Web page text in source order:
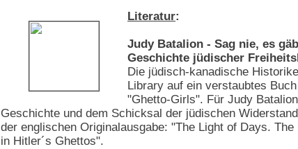
Literatur:
Judy Batalion - Sag nie, es
Geschichte jüdischer
Die jüdisch-kanadische
Library auf ein verstaubtes
"Ghetto-Girls". Für Judy
Geschichte und dem Schicksal der jüdischen
der englischen Originalausgabe: "The Light of Days.
in Hitler´s Ghettos".